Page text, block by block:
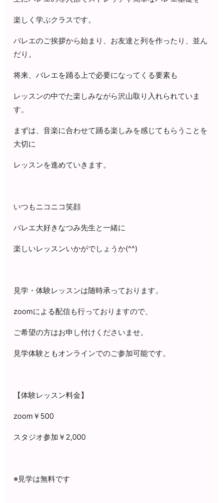
楽しく学ぶクラスです。
バレエのご挨拶から始まり、お友達と列を作ったり、並ん
だり。
将来、バレエを踊る上で必要になってくる要素も
レッスンの中でた楽しみながら沢山取り入れられていま
す。
まずは、音楽に合わせて踊る楽しみを感じてもらうことを
大切に
レッスンを進めていきます。
いつもニコニコ笑顔
バレエ大好きなつみ先生と一緒に
楽しいレッスンいかがでしょうか(^^)
見学・体験レッスンは随時承っております。
zoomによる配信も行っておりますので、
ご希望の方はお申し付けくださいませ。
見学体験ともオンラインでのご参加可能です。
【体験レッスン料金】
zoom￥500
スタジオ参加￥2,000
※見学は無料です